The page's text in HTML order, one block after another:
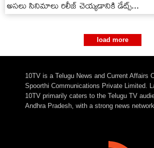
అసలు సినిమాలు రిలీజ్ చెయ్యడానికి డేట్స్...
load more
10TV is a Telugu News and Current Affairs
Spoorthi Communications Private Limited.
10TV primarily caters to the Telugu TV
Andhra Pradesh, with a strong news